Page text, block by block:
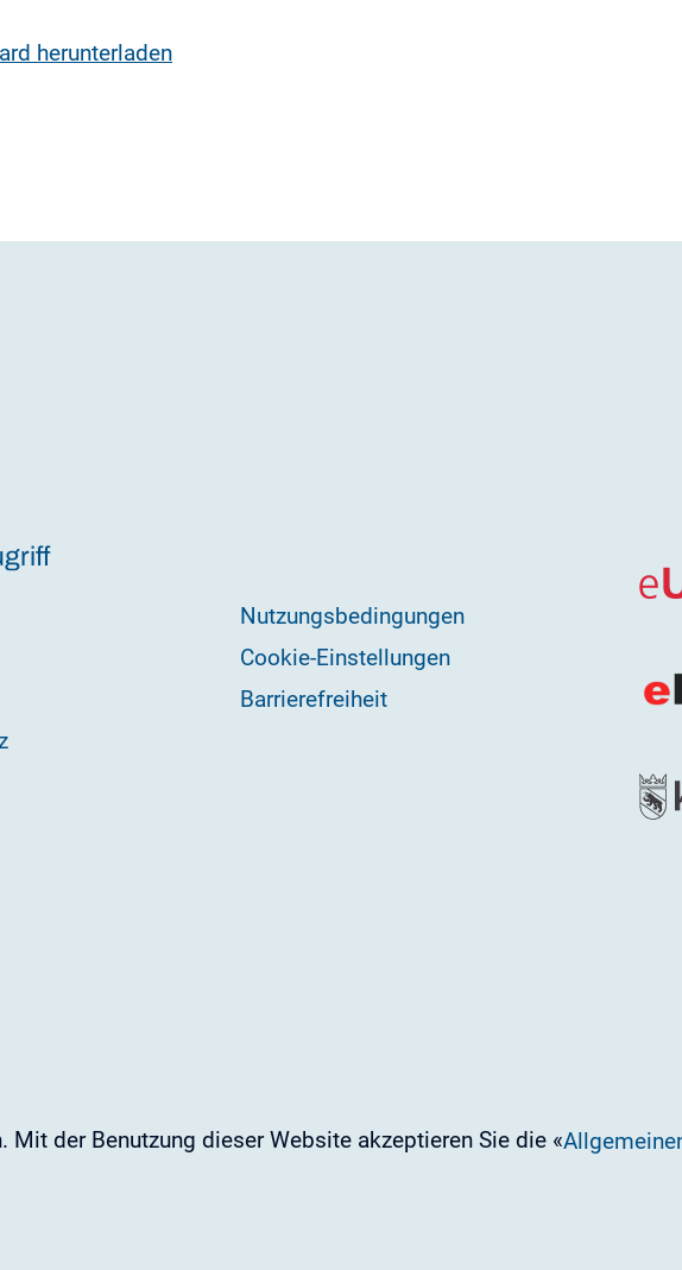
herunterladen
Nutzungsbedingungen
Cookie-Einstellungen
Barrierefreiheit
der Benutzung dieser Website akzeptieren Sie die «